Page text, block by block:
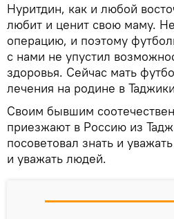
Нуритдин, как и любой
любит и ценит свою маму.
операцию, и поэтому
с нами не упустил
здоровья. Сейчас мать
лечения на родине в
Своим бывшим
приезжают в Россию из
посоветовал знать и
и уважать людей.